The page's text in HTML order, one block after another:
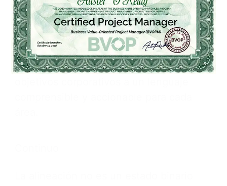
La comunicación estratégica tiende un
puente entre la formulación de la
estrategia en la cúpula directiva y la
ejecución cotidiana, traduciendo los